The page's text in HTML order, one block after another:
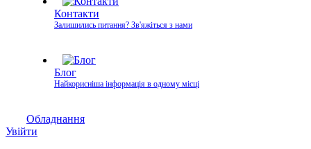
Контакти
Залишились питання? Зв'яжіться з нами
Блог
Найкорисніша інформація в одному місці
Обладнання
Увійти